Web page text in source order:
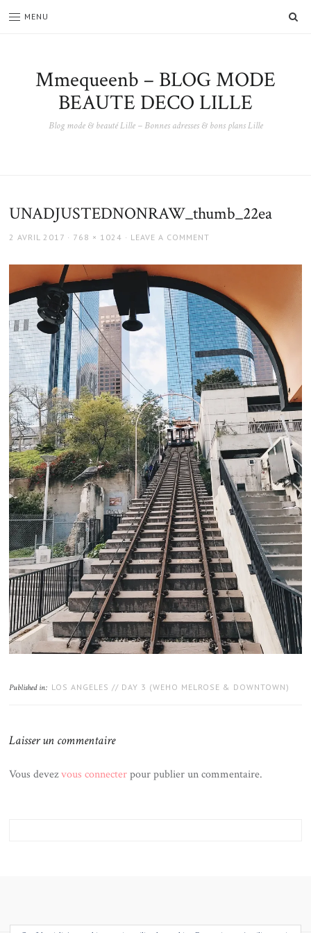
MENU
Mmequeenb – BLOG MODE
BEAUTE DECO LILLE
Blog mode & beauté Lille – Bonnes adresses & bons plans Lille
UNADJUSTEDNONRAW_thumb_22ea
POSTED
2 AVRIL 2017
FULL
768 × 1024 LEAVE A COMMENT
Published in: LOS ANGELES // DAY 3 (WEHO MELROSE & DOWNTOWN)
Laisser un commentaire
Vous devezvous connecterpour publier un commentaire.